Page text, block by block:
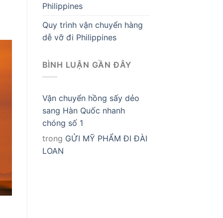
Philippines
Quy trình vận chuyển hàng
dễ vỡ đi Philippines
BÌNH LUẬN GẦN ĐÂY
Vận chuyển hồng sấy dẻo
sang Hàn Quốc nhanh
chóng số 1
trong GỬI MỸ PHẨM ĐI ĐÀI
LOAN